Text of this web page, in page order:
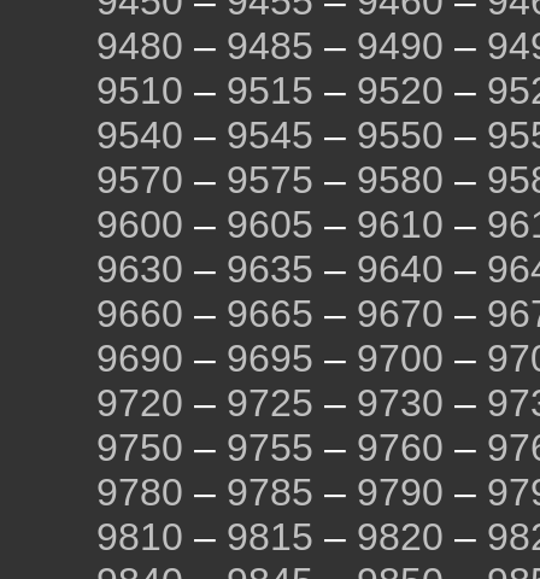
9480 – 9485 – 9490 –
9510 – 9515 – 9520 –
9540 – 9545 – 9550 –
9570 – 9575 – 9580 –
9600 – 9605 – 9610 –
9630 – 9635 – 9640 –
9660 – 9665 – 9670 –
9690 – 9695 – 9700 –
9720 – 9725 – 9730 –
9750 – 9755 – 9760 –
9780 – 9785 – 9790 –
9810 – 9815 – 9820 –